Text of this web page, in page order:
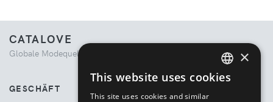
CATALOVE
Globale Modequelle. Kuratiertes Einkaufserlebnis.
GESCHÄFT
ENGLISH
×
This website uses cookies
This site uses cookies and similar